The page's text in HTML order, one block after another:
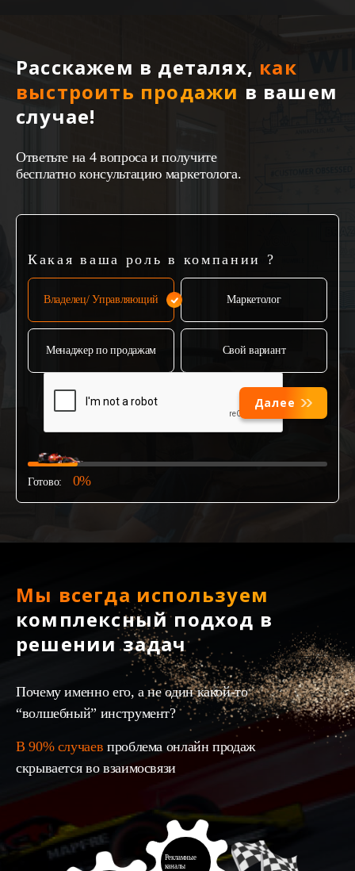
Расскажем в деталях, как
выстроить продажи в вашем
случае!
Ответьте на 4 вопроса и получите
бесплатно консультацию маркетолога.
Какая ваша роль в компании ?
Владелец/ Управляющий Маркетолог
Менаджер по продажам Свой вариант
Готово: 0%
Далее
Мы всегда используем
комплексный подход в
решении задач
Почему именно его, а не один какой-то
“волшебный” инструмент?
В 90% случаев проблема онлайн продаж
скрывается во взаимосвязи
Рекламные
каналы